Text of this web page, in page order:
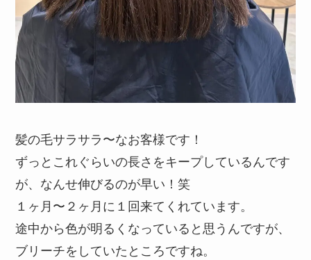
髪の毛サラサラ〜なお客様です！
ずっとこれぐらいの長さをキープしているんです
が、なんせ伸びるのが早い！笑
１ヶ月〜２ヶ月に１回来てくれています。
途中から色が明るくなっていると思うんですが、
ブリーチをしていたところですね。